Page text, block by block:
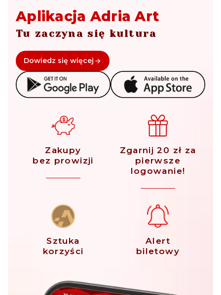
Aplikacja Adria Art
Tu zaczyna się kultura
Dowiedz się więcej
Zakupy
bez prowizji
Zgarnij 20 zł za
pierwsze
logowanie!
Sztuka
korzyści
Alert
biletowy